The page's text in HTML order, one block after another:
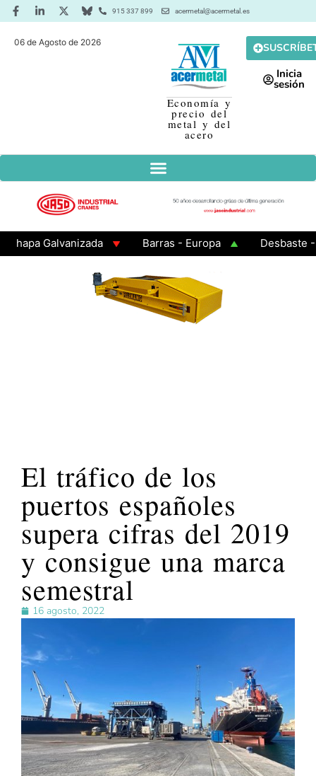
915 337 899 acermetal@acermetal.es
06 de Agosto de 2026
Economía y
precio del
metal y del
acero
Inicia
sesión
Galvanizada Barras - Europa
Desbaste -
El tráfico de los
puertos españoles
supera cifras del 2019
y consigue una marca
semestral
16 agosto, 2022